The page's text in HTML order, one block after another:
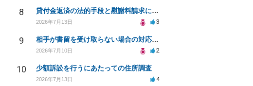
8 貸付金返済の法的手段と慰謝料請求について
2026年7月13日 3
9 相手が書留を受け取らない場合の対応と法的措置は？
2026年7月10日 2
10 少額訴訟を行うにあたっての住所調査
2026年7月13日 4